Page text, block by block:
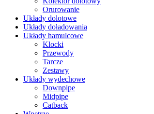
Orurowanie
Układy dolotowe
Układy doładowania
Układy hamulcowe
Klocki
Przewody
Tarcze
Zestawy
Układy wydechowe
Downpipe
Midpipe
Catback